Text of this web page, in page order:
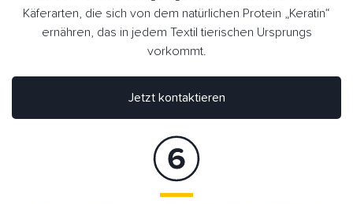
Käferarten, die sich von dem natürlichen Protein „Keratin“
ernähren, das in jedem Textil tierischen Ursprungs
vorkommt.
Jetzt kontaktieren